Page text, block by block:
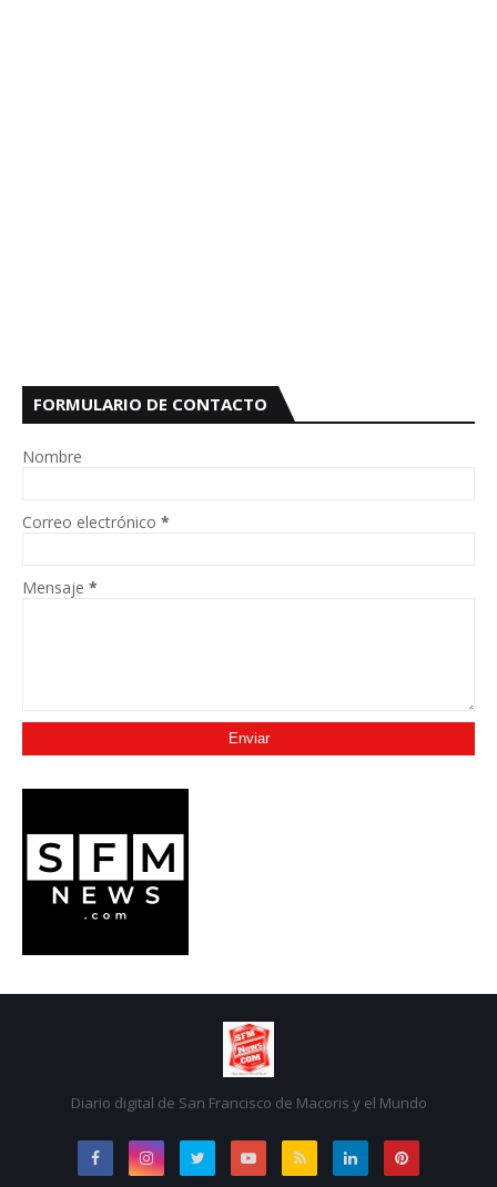
FORMULARIO DE CONTACTO
Nombre
Correo electrónico *
Mensaje *
Diario digital de San Francisco de Macoris y el Mundo